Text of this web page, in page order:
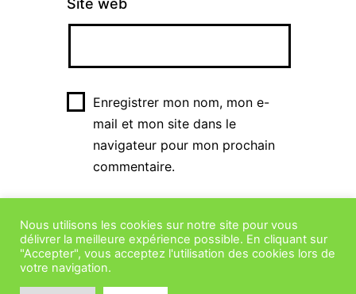
Site web
Enregistrer mon nom, mon e-
mail et mon site dans le
navigateur pour mon prochain
commentaire.
Nous utilisons les cookies sur notre site pour vous
délivrer la meilleure expérience possible. En cliquant sur
"Accepter", vous acceptez l'utilisation des cookies lors de
votre navigation.